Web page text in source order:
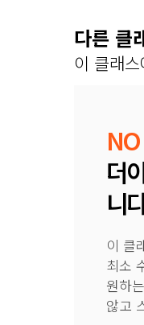
다른 클
이 클래
더
니
이 클
최소
원하
않고